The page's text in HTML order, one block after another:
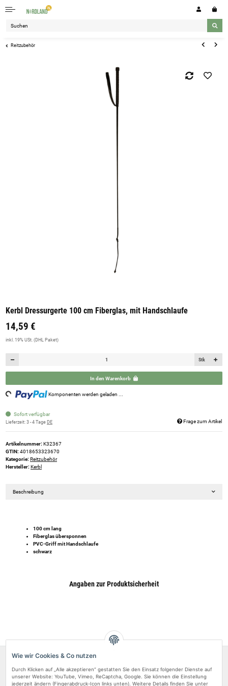
Reitzubehör
Kerbl Dressurgerte 100 cm Fiberglas, mit Handschlaufe
14,59 €
inkl. 19% USt. (DHL Paket)
Stk
In den Warenkorb
Komponenten werden geladen ...
Sofort verfügbar
Lieferzeit: 3 - 4 Tage DE Frage zum Artikel
Artikelnummer: K32367
GTIN: 4018653323670
Kategorie: Reitzubehör
Hersteller: Kerbl
Beschreibung
100 cm lang
Fiberglas übersponnen
PVC-Griff mit Handschlaufe
schwarz
Angaben zur Produktsicherheit
Rechtliches
Wie wir Cookies & Co nutzen
Durch Klicken auf „Alle akzeptieren“ gestatten Sie den Einsatz folgender Dienste auf
unserer Website: YouTube, Vimeo, ReCaptcha, Google. Sie können die Einstellung
jederzeit ändern (Fingerabdruck-Icon links unten). Weitere Details finden Sie unter